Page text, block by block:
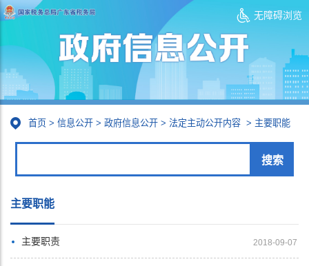
无障碍浏览
首页 > 信息公开 > 政府信息公开 > 法定主动公开内容 > 主要职能
主要职能
主要职责 2018-09-07